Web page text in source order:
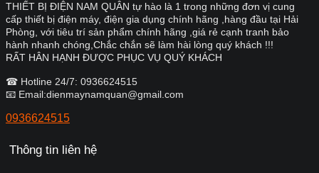
THIẾT BỊ ĐIỆN NAM QUÂN tự hào là 1 trong những đơn vị cung
cấp thiết bị điện máy, điện gia dụng chính hãng ,hàng đầu tại Hải
Phòng, với tiêu trí sản phẩm chính hãng ,giá rẻ cạnh tranh bảo
hành nhanh chóng,Chắc chắn sẽ làm hài lòng quý khách !!!
RẤT HÂN HẠNH ĐƯỢC PHỤC VỤ QUÝ KHÁCH
☎ Hotline 24/7: 0936624515
📧 Email:dienmaynamquan@gmail.com
0936624515
Thông tin liên hệ